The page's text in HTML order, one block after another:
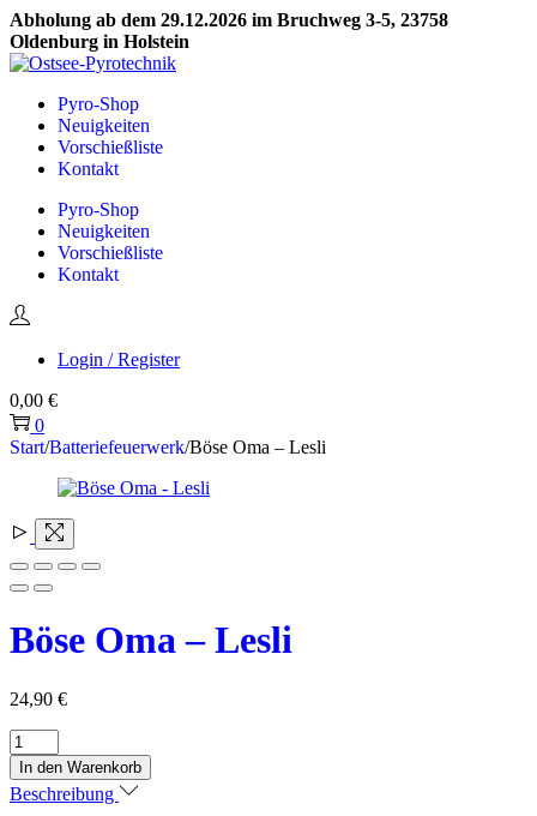
Abholung ab dem 29.12.2026 im Bruchweg 3-5, 23758
Oldenburg in Holstein
Skip
navigation
Skip
contentPyro-Shop
Neuigkeiten
Vorschießliste
Kontakt
Pyro-Shop
Neuigkeiten
Vorschießliste
Kontakt
Login / Register
0,00 €
0
Start/Batteriefeuerwerk/Böse Oma – Lesli
Böse Oma – Lesli
24,90 €
Böse
Oma
-
Lesli
In den Warenkorb
Beschreibung